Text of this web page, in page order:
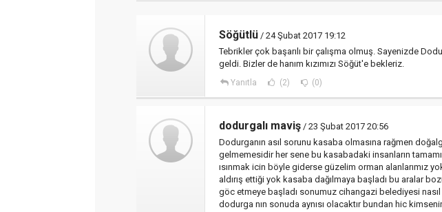
Söğütlü / 24 Şubat 2017 19:12
Tebrikler çok başarılı bir çalışma olmuş. Sayenizde
geldi. Bizler de hanım kızımızı Söğüt'e bekleriz.
Yanıtla (2) (0)
dodurgalı maviş / 23 Şubat 2017 20:56
Dodurganın asıl sorunu kasaba olmasına rağmen
gelmemesidir her sene bu kasabadaki insanların
ısınmak icin böyle giderse güzelim orman alanlarımız
aldırış ettiği yok kasaba dağılmaya başladı bu aralar
göc etmeye başladı sonumuz cihangazi belediyesi
dodurga nın sonuda aynısı olacaktır bundan hic